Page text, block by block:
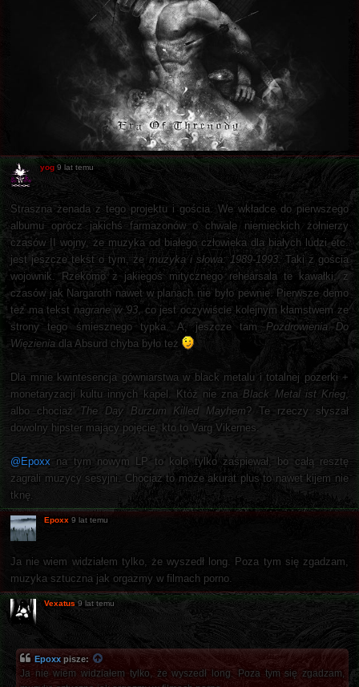
yog 9 lat temu
Straszna żenada z tego projektu i gościa. We wkładce do pierwszego
albumu oprócz jakichś farmazonów o chwale niemieckich żołnierzy
czasów II wojny, że muzyka od białego człowieka dla białych ludzi etc.
jest jeszcze tekst o tym, że muzyka i słowa: 1989-1993. Taki z gościa
wojownik. Rzekomo z jakiegoś mitycznego rehearsala te kawałki, z
czasów jak Nargaroth nawet w planach nie było pewnie. Pierwsze demo
też ma tekst nagrane w '93, co jest oczywiście kolejnym kłamstwem ze
strony tego śmiesznego typka. A, jeszcze tam Pozdrowienia Do
Więzienia dla Absurd chyba było też
Dla mnie kwintesencja gówniarstwa w black metalu i totalnej pozerki +
monetaryzacji kultu innych kapel. Któż nie znaBlack Metal ist Krieg,
albo chociaż The Day Burzum Killed Mayhem? Te rzeczy słyszał
dowolny hipster mający pojęcie, kto to Varg Vikernes.
@Epoxx na tym nowym LP to kolo tylko zaśpiewał, bo całą resztę
zagrali muzycy sesyjni. Chociaż to może akurat plus to nawet kijem nie
tknę.
Epoxx 9 lat temu
Ja nie wiem widziałem tylko, że wyszedł long. Poza tym się zgadzam,
muzyka sztuczna jak orgazmy w filmach porno.
Vexatus 9 lat temu
Epoxxpisze:
Ja nie wiem widziałem tylko, że wyszedł long. Poza tym się zgadzam,